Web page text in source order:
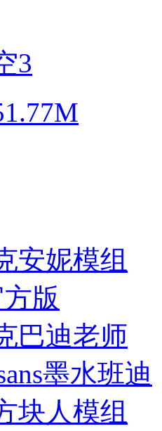
3
安妮模组
版
巴迪老师
墨水班迪
块人模组